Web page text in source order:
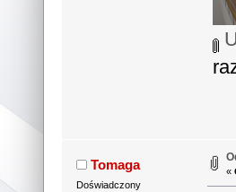
Tomaga
Doświadczony
«